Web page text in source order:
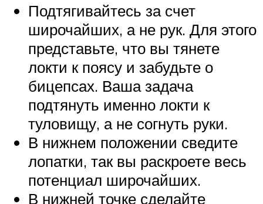
Подтягивайтесь за счет
широчайших, а не рук. Для этого
представьте, что вы тянете
локти к поясу и забудьте о
бицепсах. Ваша задача
подтянуть именно локти к
туловищу, а не согнуть руки.
В нижнем положении сведите
лопатки, так вы раскроете весь
потенциал широчайших.
В нижней точке сделайте